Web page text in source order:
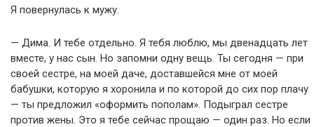
Я повернулась к мужу.
— Дима. И тебе отдельно. Я тебя люблю, мы двенадцать лет
вместе, у нас сын. Но запомни одну вещь. Ты сегодня — при
своей сестре, на моей даче, доставшейся мне от моей
бабушки, которую я хоронила и по которой до сих пор плачу
— ты предложил «оформить пополам». Подыграл сестре
против жены. Это я тебе сейчас прощаю — один раз. Но если